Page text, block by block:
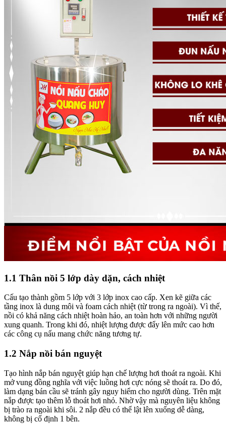
1.1 Thân nồi 5 lớp dày dặn, cách nhiệt
Cấu tạo thành gồm 5 lớp với 3 lớp inox cao cấp. Xen kẽ giữa các
tầng inox là dung môi và foam cách nhiệt (từ trong ra ngoài). Vì thế,
nồi có khả năng cách nhiệt hoàn hảo, an toàn hơn với những người
xung quanh. Trong khi đó, nhiệt lượng được đẩy lên mức cao hơn
các công cụ nấu mang chức năng tương tự.
1.2 Nắp nồi bán nguyệt
Tạo hình nắp bán nguyệt giúp hạn chế lượng hơi thoát ra ngoài. Khi
mở vung đồng nghĩa với việc luồng hơi cực nóng sẽ thoát ra. Do đó,
làm dạng bán cầu sẽ tránh gây nguy hiểm cho người dùng. Trên mặt
nắp được tạo thêm lỗ thoát hơi nhỏ. Nhờ vậy mà nguyên liệu không
bị trào ra ngoài khi sôi. 2 nắp đều có thể lật lên xuống dễ dàng,
không bị cố định 1 bên.